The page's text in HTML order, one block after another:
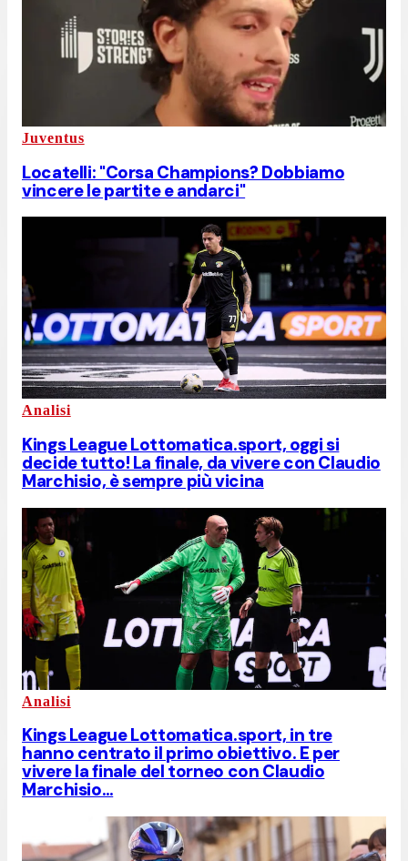
Juventus
Locatelli: "Corsa Champions? Dobbiamo
vincere le partite e andarci"
Analisi
Kings League Lottomatica.sport, oggi si
decide tutto! La finale, da vivere con Claudio
Marchisio, è sempre più vicina
Analisi
Kings League Lottomatica.sport, in tre
hanno centrato il primo obiettivo. E per
vivere la finale del torneo con Claudio
Marchisio…